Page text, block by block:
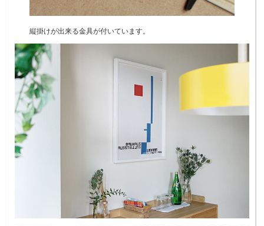
縦掛けが出来る金具が付いています。